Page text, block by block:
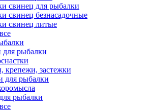
свинец для рыбалки
свинец безнасадочные
свинец литые
рыбалки
крепежи, застежки
для рыбалки
рыбалки